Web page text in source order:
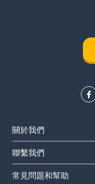
關於我們
聯繫我們
常見問題和幫助